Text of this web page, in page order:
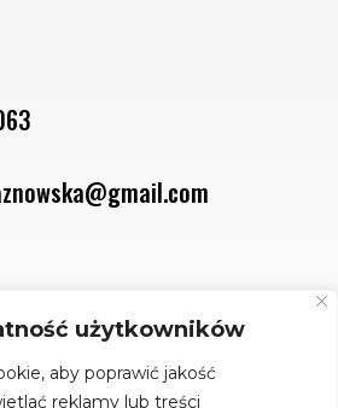
użytkowników
aby poprawić jakość
reklamy lub treści